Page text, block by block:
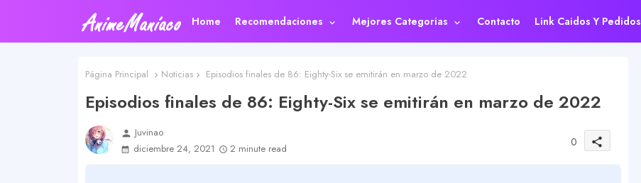
Home Recomendaciones Mejores Categorias Contacto Link Caidos Y Pedidos
Página Principal Noticias Episodios finales de 86: Eighty-Six se emitirán en marzo de 2022
Episodios finales de 86: Eighty-Six se emitirán en marzo de 2022
person Juvinao
diciembre 24, 2021
2 minute read 0 share